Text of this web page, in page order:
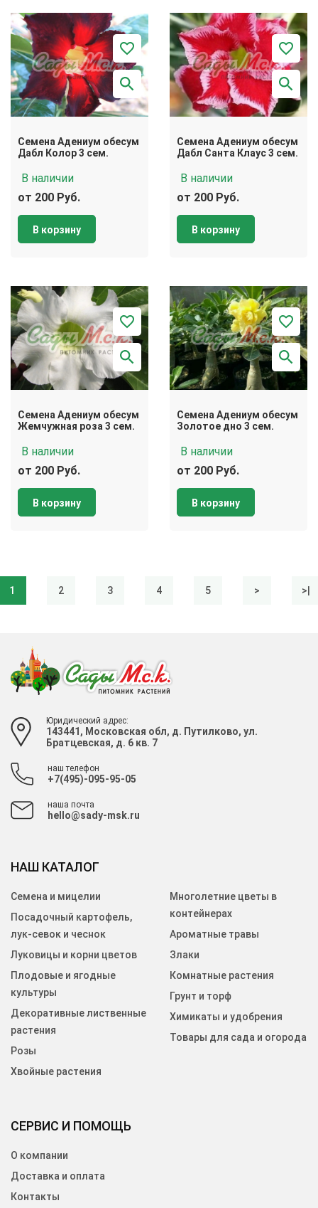
Семена Адениум обесум
Дабл Колор 3 сем.
В наличии
от 200 Руб.
В корзину
Семена Адениум обесум
Дабл Санта Клаус 3 сем.
В наличии
от 200 Руб.
В корзину
Семена Адениум обесум
Жемчужная роза 3 сем.
В наличии
от 200 Руб.
В корзину
Семена Адениум обесум
Золотое дно 3 сем.
В наличии
от 200 Руб.
В корзину
1 2 3 4 5 > >|
Юридический адрес:
143441, Московская обл, д. Путилково, ул.
Братцевская, д. 6 кв. 7
наш телефон
+7(495)-095-95-05
наша почта
hello@sady-msk.ru
СЕРВИС И ПОМОЩЬ
О компании
Доставка и оплата
Контакты
НАШ КАТАЛОГ
Семена и мицелии
Посадочный картофель,
лук-севок и чеснок
Луковицы и корни цветов
Плодовые и ягодные
культуры
Декоративные лиственные
растения
Розы
Хвойные растения
Многолетние цветы в
контейнерах
Ароматные травы
Злаки
Комнатные растения
Грунт и торф
Химикаты и удобрения
Товары для сада и огорода